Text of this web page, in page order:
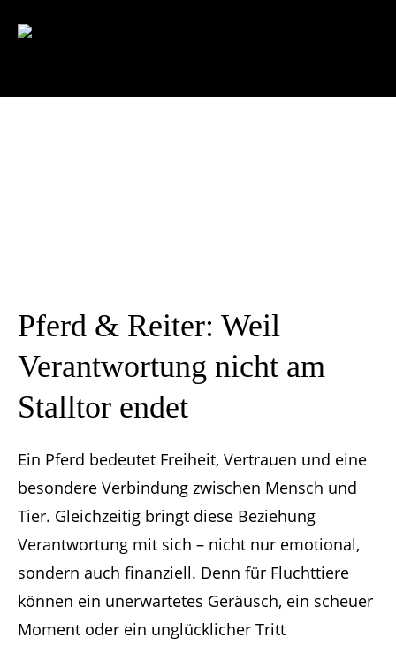
Pferd & Reiter: Weil
Verantwortung nicht am
Stalltor endet
Ein Pferd bedeutet Freiheit, Vertrauen und eine
besondere Verbindung zwischen Mensch und
Tier. Gleichzeitig bringt diese Beziehung
Verantwortung mit sich – nicht nur emotional,
sondern auch finanziell. Denn für Fluchttiere
können ein unerwartetes Geräusch, ein scheuer
Moment oder ein unglücklicher Tritt